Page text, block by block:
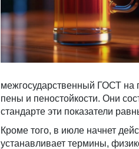
межгосударственный ГОСТ на
пены и пеностойкости. Они
стандарте эти показатели
Кроме того, в июле начнет
устанавливает термины,